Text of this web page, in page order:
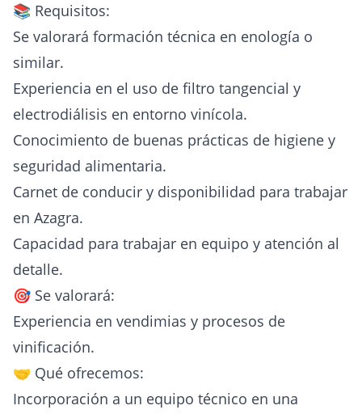
📚 Requisitos:
Se valorará formación técnica en enología o
similar.
Experiencia en el uso de filtro tangencial y
electrodiálisis en entorno vinícola.
Conocimiento de buenas prácticas de higiene y
seguridad alimentaria.
Carnet de conducir y disponibilidad para trabajar
en Azagra.
Capacidad para trabajar en equipo y atención al
detalle.
🎯 Se valorará:
Experiencia en vendimias y procesos de
vinificación.
🤝 Qué ofrecemos:
Incorporación a un equipo técnico en una